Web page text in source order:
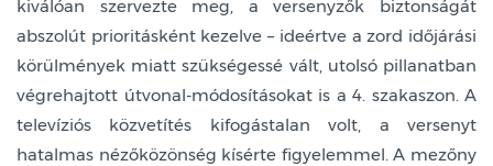
kiválóan szervezte meg, a versenyzők biztonságát
abszolút prioritásként kezelve – ideértve a zord időjárási
körülmények miatt szükségessé vált, utolsó pillanatban
végrehajtott útvonal-módosításokat is a 4. szakaszon. A
televíziós közvetítés kifogástalan volt, a versenyt
hatalmas nézőközönség kísérte figyelemmel. A mezőny